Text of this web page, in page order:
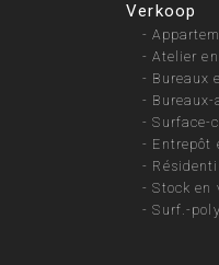
Verkoop
-
-Atelier
- Bureaux
-
-Surface-
- Entrepôt
-
-Stock en
-Surf.-